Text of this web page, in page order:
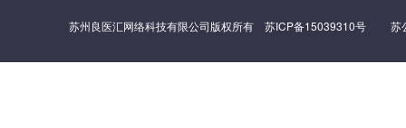
苏州良医汇网络科技有限公司版权所有 苏ICP备15039310号 苏